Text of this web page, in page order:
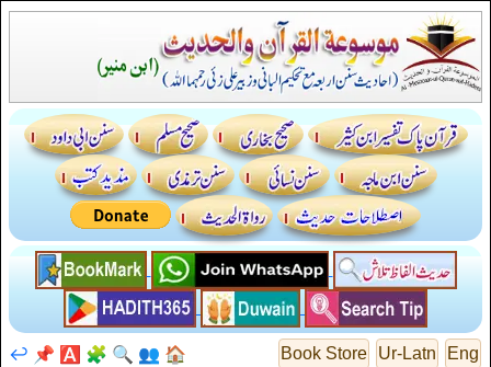
Eng
Ur-Latn
Book Store
🏠
👥
🔍
🧩
🅰️
📌
↩️